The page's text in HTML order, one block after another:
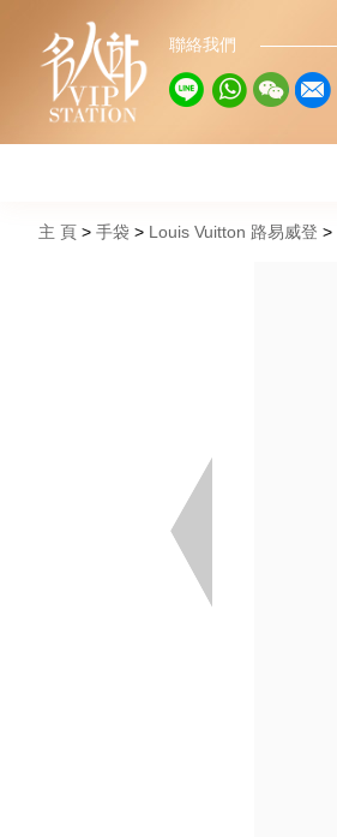
聯絡我們
主 頁 手袋 Louis Vuitton 路易威登